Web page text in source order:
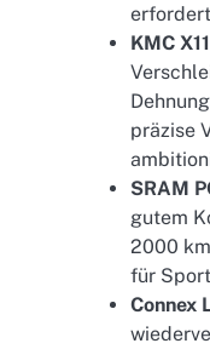
KMC X11
präzise
SRAM
gutem
2000
für
Connex